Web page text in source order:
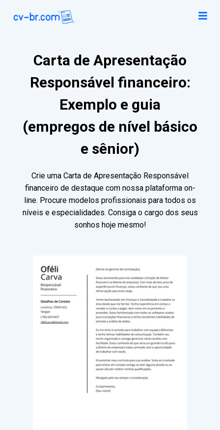
Carta de Apresentação
Responsável financeiro:
Exemplo e guia
(empregos de nível básico
e sênior)
Crie uma Carta de Apresentação Responsável
financeiro de destaque com nossa plataforma on-
line. Procure modelos profissionais para todos os
níveis e especialidades. Consiga o cargo dos seus
sonhos hoje mesmo!